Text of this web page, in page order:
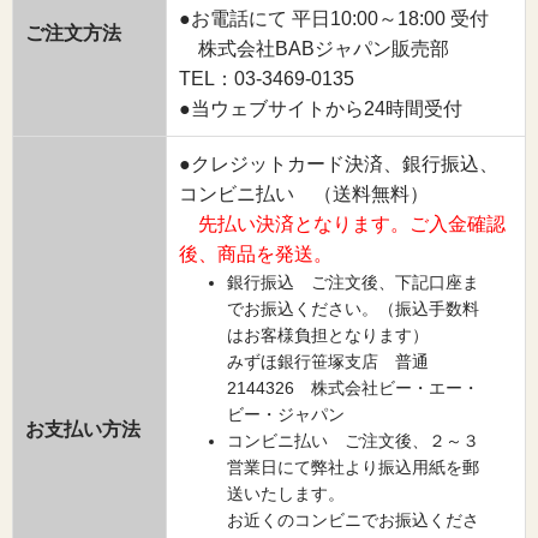
ご注文方法
●お電話にて 平日10:00～18:00 受付
株式会社BABジャパン販売部
TEL：03-3469-0135
●当ウェブサイトから24時間受付
お支払い方法
●クレジットカード決済、銀行振込、
コンビニ払い （送料無料）
先払い決済となります。ご入金確認
後、商品を発送。
銀行振込 ご注文後、下記口座ま
でお振込ください。（振込手数料
はお客様負担となります）
みずほ銀行笹塚支店 普通
2144326 株式会社ビー・エー・
ビー・ジャパン
コンビニ払い ご注文後、２～３
営業日にて弊社より振込用紙を郵
送いたします。
お近くのコンビニでお振込くださ